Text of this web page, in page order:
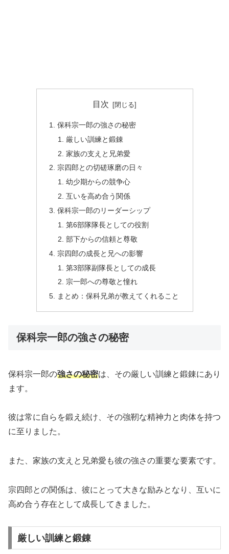
目次
保科宗一郎の強さの秘密
厳しい訓練と鍛錬
家族の支えと兄弟愛
宗四郎との切磋琢磨の日々
幼少期からの競争心
互いを高め合う関係
保科宗一郎のリーダーシップ
第6部隊隊長としての役割
部下からの信頼と尊敬
宗四郎の成長と兄への影響
第3部隊副隊長としての成長
宗一郎への尊敬と憧れ
まとめ：保科兄弟が教えてくれること
保科宗一郎の強さの秘密
保科宗一郎の強さの秘密は、その厳しい訓練と鍛錬にあり
ます。
彼は常に自らを鍛え続け、その強靭な精神力と肉体を持つ
に至りました。
また、家族の支えと兄弟愛も彼の強さの重要な要素です。
宗四郎との関係は、彼にとって大きな励みとなり、互いに
高め合う存在として成長してきました。
厳しい訓練と鍛錬